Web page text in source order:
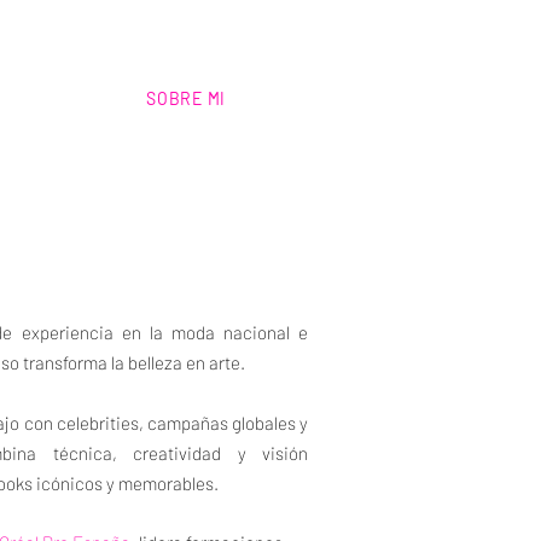
SOBRE MI
experiencia en la moda nacional e
transforma la belleza en arte.
con celebrities, campañas globales y
técnica, creatividad y visión
icónicos y memorables.